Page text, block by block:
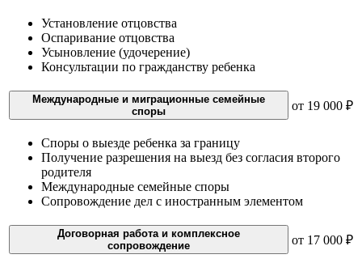
Установление отцовства
Оспаривание отцовства
Усыновление (удочерение)
Консультации по гражданству ребенка
Международные и миграционные семейные
споры
от 19 000 ₽
Споры о выезде ребенка за границу
Получение разрешения на выезд без согласия второго
родителя
Международные семейные споры
Сопровождение дел с иностранным элементом
Договорная работа и комплексное
сопровождение
от 17 000 ₽